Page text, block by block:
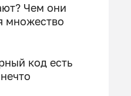
Чем они
множество
код есть